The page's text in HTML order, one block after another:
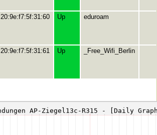
20:9e:f7:5f:31:60 Up eduroam
20:9e:f7:5f:31:61 Up _Free_Wifi_Berlin